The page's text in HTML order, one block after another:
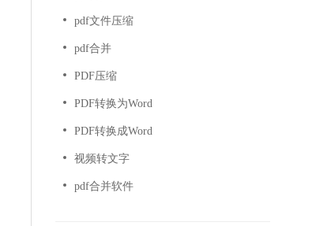
pdf文件压缩
pdf合并
PDF压缩
PDF转换为Word
PDF转换成Word
视频转文字
pdf合并软件